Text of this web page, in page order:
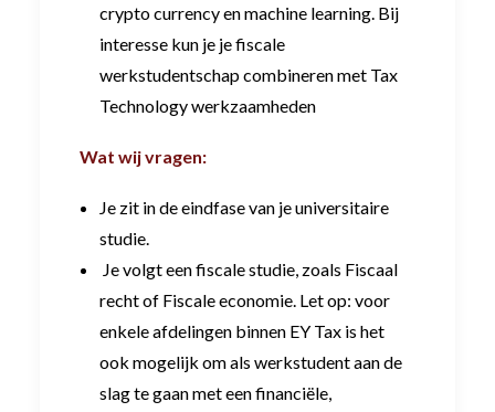
crypto currency en machine learning. Bij
interesse kun je je fiscale
werkstudentschap combineren met Tax
Technology werkzaamheden
Wat wij vragen:
Je zit in de eindfase van je universitaire
studie.
Je volgt een fiscale studie, zoals Fiscaal
recht of Fiscale economie. Let op: voor
enkele afdelingen binnen EY Tax is het
ook mogelijk om als werkstudent aan de
slag te gaan met een financiële,